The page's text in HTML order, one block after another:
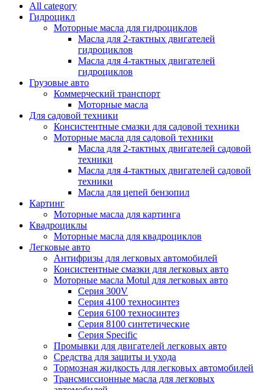
All category
Гидроцикл
Моторные масла для гидроциклов
Масла для 2-тактных двигателей
гидроциклов
Масла для 4-тактных двигателей
гидроциклов
Грузовые авто
Коммерческий транспорт
Моторные масла
Для садовой техники
Консистентные смазки для садовой техники
Моторные масла для садовой техники
Масла для 2-тактных двигателей садовой
техники
Масла для 4-тактных двигателей садовой
техники
Масла для цепей бензопил
Картинг
Моторные масла для картинга
Квадроциклы
Моторные масла для квадроциклов
Легковые авто
Антифризы для легковых автомобилей
Консистентные смазки для легковых авто
Моторные масла Motul для легковых авто
Серия 300V
Серия 4100 техносинтез
Серия 6100 техносинтез
Серия 8100 синтетические
Серия Specific
Промывки для двигателей легковых авто
Средства для защиты и ухода
Тормозная жидкость для легковых автомобилей
Трансмиссионные масла для легковых